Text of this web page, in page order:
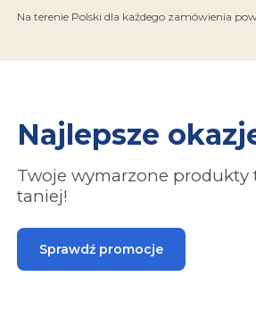
Na terenie Polski dla każdego zamówienia
Najlepsze
Twoje wymarzone produkty
taniej!
Sprawdź promocje